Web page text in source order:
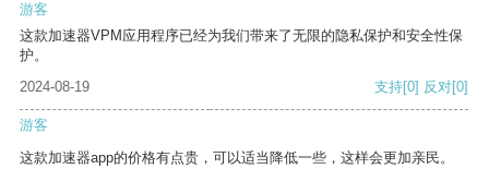
游客
这款加速器VPM应用程序已经为我们带来了无限的隐私保护和安全性保
护。
2024-08-19
支持[0] 反对[0]
游客
这款加速器app的价格有点贵，可以适当降低一些，这样会更加亲民。